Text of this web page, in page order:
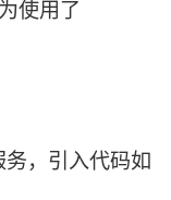
使用了
，引入代码如